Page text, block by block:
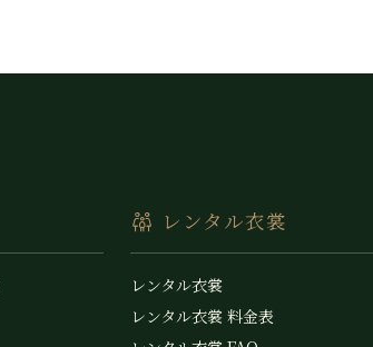
レンタル衣裳
レンタル衣裳
レンタル衣裳 料金表